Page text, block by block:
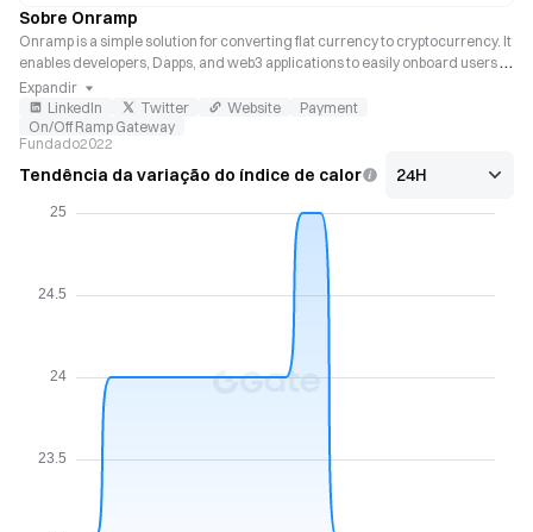
Sobre Onramp
Onramp is a simple solution for converting fiat currency to cryptocurrency. It
enables developers, Dapps, and web3 applications to easily onboard users
who do not possess cryptocurrency.
Expandir
LinkedIn
Twitter Website
Payment
On/Off Ramp Gateway
Fundado2022
Tendência da variação do índice de calor